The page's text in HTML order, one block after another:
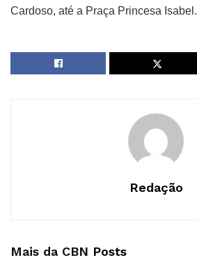
Cardoso, até a Praça Princesa Isabel.
Redação
Mais da CBN Posts